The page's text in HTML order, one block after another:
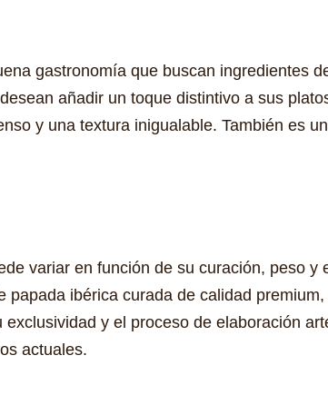
gastronomía que buscan ingredientes
añadir un toque distintivo a sus
y una textura inigualable. También es
variar en función de su curación, peso
ibérica curada de calidad
y el proceso de elaboración
actuales.